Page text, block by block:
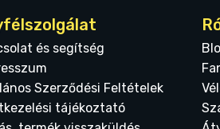
és segítség
Szerződési Feltételek
tájékoztató